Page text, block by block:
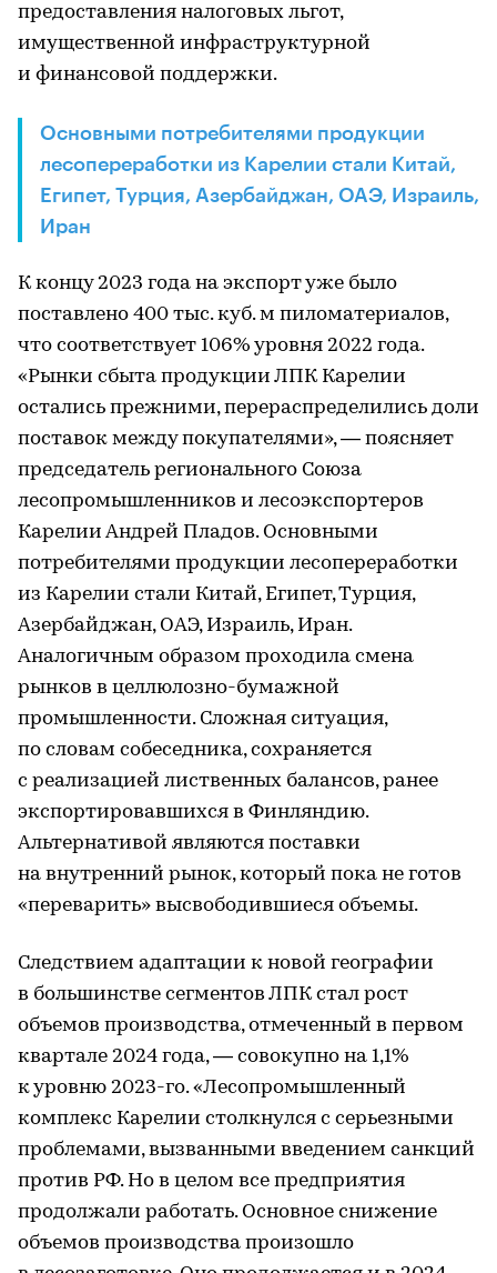
предоставления налоговых льгот,
имущественной инфраструктурной
и финансовой поддержки.
Основными потребителями продукции
лесопереработки из Карелии стали Китай,
Египет, Турция, Азербайджан, ОАЭ, Израиль,
Иран
К концу 2023 года на экспорт уже было
поставлено 400 тыс. куб. м пиломатериалов,
что соответствует 106% уровня 2022 года.
«Рынки сбыта продукции ЛПК Карелии
остались прежними, перераспределились доли
поставок между покупателями», — поясняет
председатель регионального Союза
лесопромышленников и лесоэкспортеров
Карелии Андрей Пладов. Основными
потребителями продукции лесопереработки
из Карелии стали Китай, Египет, Турция,
Азербайджан, ОАЭ, Израиль, Иран.
Аналогичным образом проходила смена
рынков в целлюлозно-бумажной
промышленности. Сложная ситуация,
по словам собеседника, сохраняется
с реализацией лиственных балансов, ранее
экспортировавшихся в Финляндию.
Альтернативой являются поставки
на внутренний рынок, который пока не готов
«переварить» высвободившиеся объемы.
Следствием адаптации к новой географии
в большинстве сегментов ЛПК стал рост
объемов производства, отмеченный в первом
квартале 2024 года, — совокупно на 1,1%
к уровню 2023-го. «Лесопромышленный
комплекс Карелии столкнулся с серьезными
проблемами, вызванными введением санкций
против РФ. Но в целом все предприятия
продолжали работать. Основное снижение
объемов производства произошло